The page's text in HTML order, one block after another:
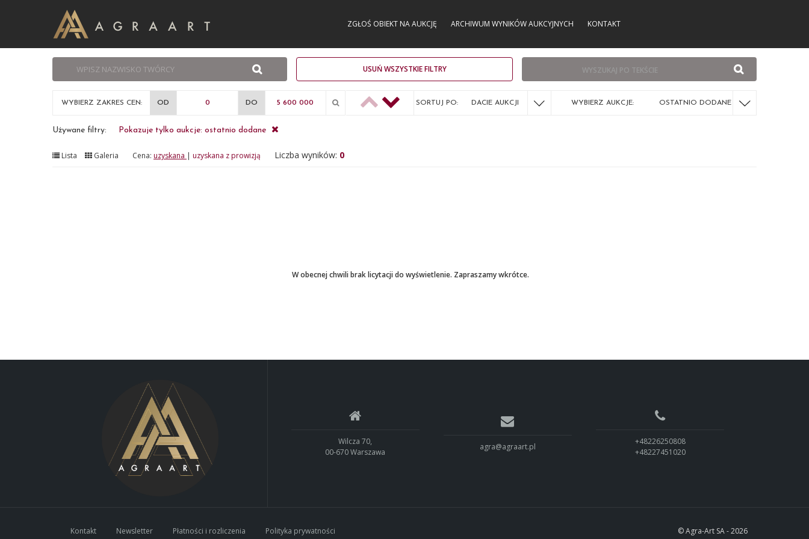
ZGŁOŚ OBIEKT NA AUKCJĘ ARCHIWUM WYNIKÓW AUKCYJNYCH KONTAKT
USUŃ WSZYSTKIE FILTRY
WYBIERZ ZAKRES CEN: OD DO SORTUJ PO: DACIE AUKCJI WYBIERZ AUKCJE: OSTATNIO DODANE
Używane filtry: Pokazuje tylko aukcje: ostatnio dodane
Lista Galeria Cena: uzyskana | uzyskana z prowizją Liczba wyników: 0
W obecnej chwili brak licytacji do wyświetlenie. Zapraszamy wkrótce.
Wilcza 70,
00-670 Warszawa
agra@agraart.pl
+48226250808
+48227451020
Kontakt Newsletter Płatności i rozliczenia Polityka prywatności © Agra-Art SA - 2026